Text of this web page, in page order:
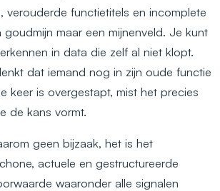
verouderde functietitels en incomplete
maar een mijnenveld. Je kunt
in data die zelf al niet klopt.
dat iemand nog in zijn oude functie
keer is overgestapt, mist het precies
de kans vormt.
geen bijzaak, het is het
actuele en gestructureerde
waaronder alle signalen